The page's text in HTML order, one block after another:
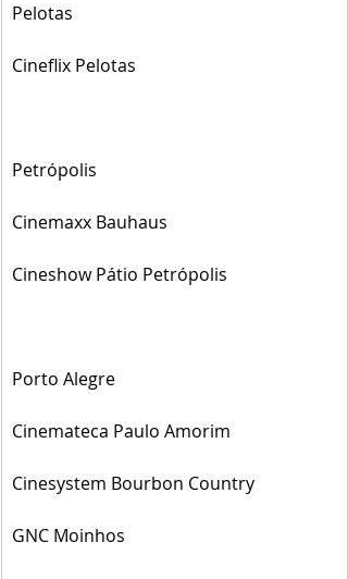
Pelotas
Cineflix Pelotas
Petrópolis
Cinemaxx Bauhaus
Cineshow Pátio Petrópolis
Porto Alegre
Cinemateca Paulo Amorim
Cinesystem Bourbon Country
GNC Moinhos